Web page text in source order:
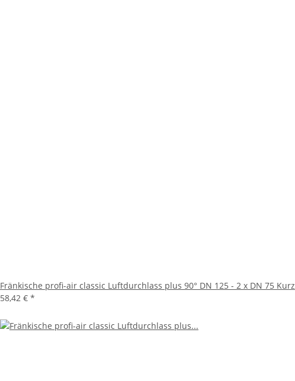
Fränkische profi-air classic Luftdurchlass plus 90° DN 125 - 2 x DN 75 Kurz
58,42 € *